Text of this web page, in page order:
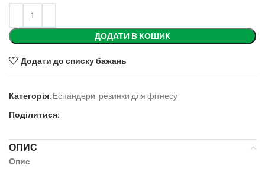
ДОДАТИ В КОШИК
Додати до списку бажань
Категорія: Еспандери, резинки для фітнесу
Поділитися:
ОПИС
Опис